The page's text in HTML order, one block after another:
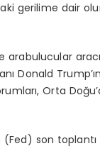
gerilime dair
arabulucular
Donald
Orta
(Fed) son